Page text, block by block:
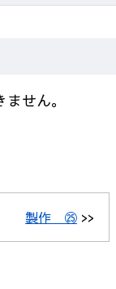
せん。
製作 ㉕ >>